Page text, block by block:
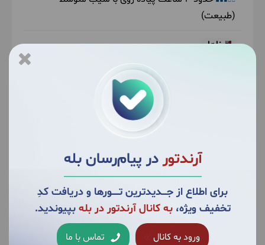
آرندتوردر پیام‌رسان بله
برای اطلاع از جــــدیدترین تــــــورها و دریافت کدِ
تخفیف ویژه،به کانال آرندتور در بله بپیوندید.
ورود به کانال تماس با ما
(طبیعت)
ناهار